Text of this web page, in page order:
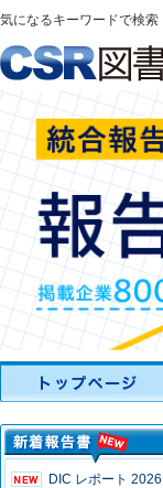
気になるキーワードで検
DIC レポート 2026